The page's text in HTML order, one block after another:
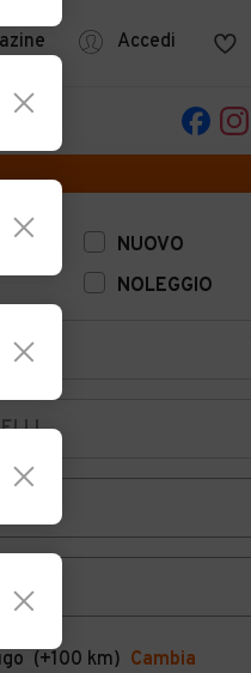
Accedi
NUOVO
NOLEGGIO
(+100 km) Cambia